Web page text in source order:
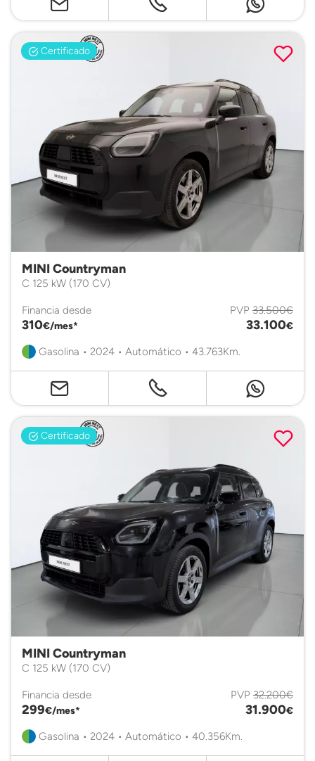
Certificado
MINI Countryman
C 125 kW (170 CV)
Financia desde
310€/mes*
PVP 33.500€
33.100€
Gasolina • 2024 • Automático • 43.763Km.
Certificado
MINI Countryman
C 125 kW (170 CV)
Financia desde
299€/mes*
PVP 32.200€
31.900€
Gasolina • 2024 • Automático • 40.356Km.